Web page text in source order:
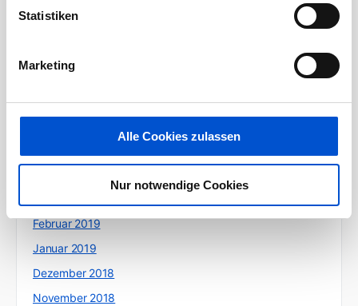
Statistiken
Marketing
Alle Cookies zulassen
Nur notwendige Cookies
August 2019
Juli 2019
Februar 2019
Januar 2019
Dezember 2018
November 2018